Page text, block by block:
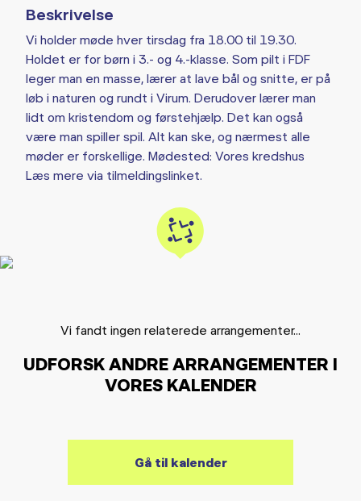
Beskrivelse
Vi holder møde hver tirsdag fra 18.00 til 19.30.
Holdet er for børn i 3.- og 4.-klasse. Som pilt i FDF
leger man en masse, lærer at lave bål og snitte, er på
løb i naturen og rundt i Virum. Derudover lærer man
lidt om kristendom og førstehjælp. Det kan også
være man spiller spil. Alt kan ske, og nærmest alle
møder er forskellige. Mødested: Vores kredshus
Læs mere via tilmeldingslinket.
Vi fandt ingen relaterede arrangementer...
UDFORSK ANDRE ARRANGEMENTER I
VORES KALENDER
Gå til kalender